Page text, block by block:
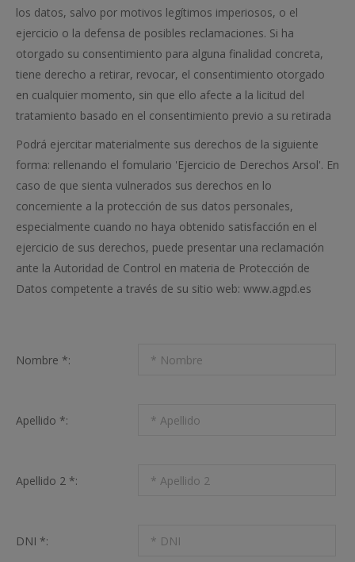
los datos, salvo por motivos legítimos imperiosos, o el
ejercicio o la defensa de posibles reclamaciones. Si ha
otorgado su consentimiento para alguna finalidad concreta,
tiene derecho a retirar, revocar, el consentimiento otorgado
en cualquier momento, sin que ello afecte a la licitud del
tratamiento basado en el consentimiento previo a su retirada
Podrá ejercitar materialmente sus derechos de la siguiente
forma: rellenando el fomulario 'Ejercicio de Derechos Arsol'. En
caso de que sienta vulnerados sus derechos en lo
concerniente a la protección de sus datos personales,
especialmente cuando no haya obtenido satisfacción en el
ejercicio de sus derechos, puede presentar una reclamación
ante la Autoridad de Control en materia de Protección de
Datos competente a través de su sitio web: www.agpd.es
Nombre *:
Apellido *:
Apellido 2 *:
DNI *: